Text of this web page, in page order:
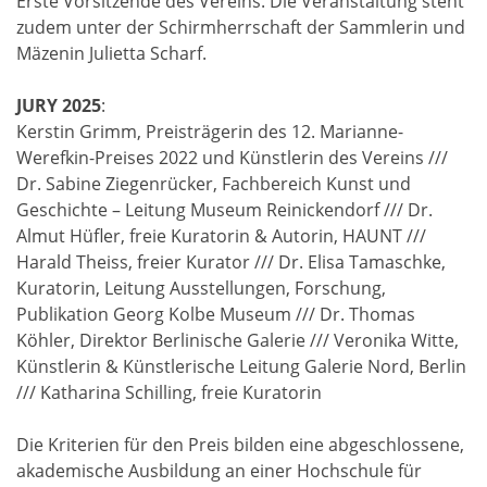
zudem unter der Schirmherrschaft der Sammlerin und
Mäzenin Julietta Scharf.
JURY 2025:
Kerstin Grimm, Preisträgerin des 12. Marianne-
Werefkin-Preises 2022 und Künstlerin des Vereins ///
Dr. Sabine Ziegenrücker, Fachbereich Kunst und
Geschichte – Leitung Museum Reinickendorf /// Dr.
Almut Hüfler, freie Kuratorin & Autorin, HAUNT ///
Harald Theiss, freier Kurator /// Dr. Elisa Tamaschke,
Kuratorin, Leitung Ausstellungen, Forschung,
Publikation Georg Kolbe Museum /// Dr. Thomas
Köhler, Direktor Berlinische Galerie /// Veronika Witte,
Künstlerin & Künstlerische Leitung Galerie Nord, Berlin
/// Katharina Schilling, freie Kuratorin
Die Kriterien für den Preis bilden eine abgeschlossene,
akademische Ausbildung an einer Hochschule für